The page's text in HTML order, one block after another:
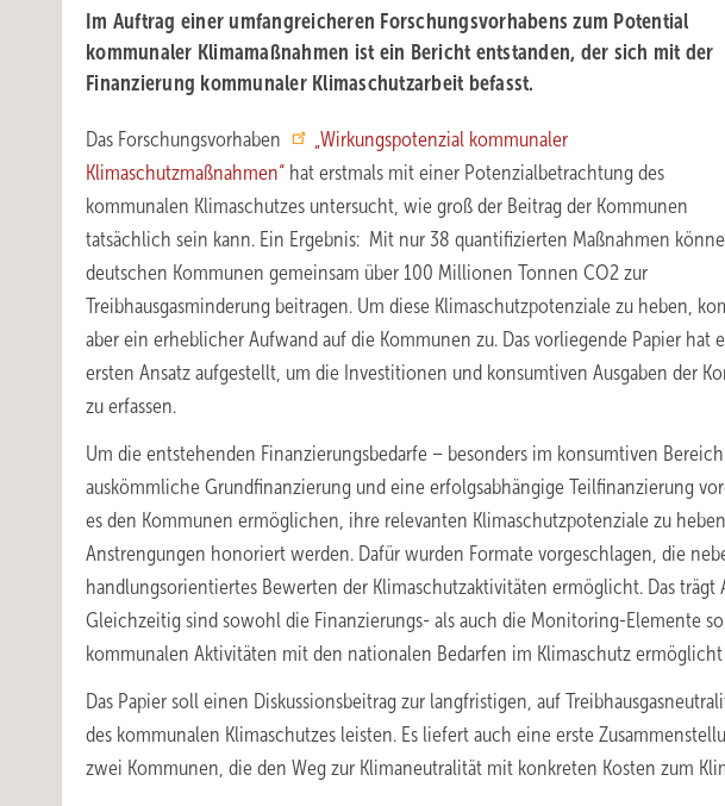
Im Auftrag einer umfangreicheren Forschungsvorhabens zum Potential
kommunaler Klimamaßnahmen ist ein Bericht entstanden, der sich mit der
Finanzierung kommunaler Klimaschutzarbeit befasst.
Das Forschungsvorhaben
„Wirkungspotenzial kommunaler
Klimaschutzmaßnahmen“ hat erstmals mit einer Potenzialbetrachtung des
kommunalen Klimaschutzes untersucht, wie groß der Beitrag der Kommunen
tatsächlich sein kann. Ein Ergebnis: Mit nur 38 quantifizierten Maßnahmen
deutschen Kommunen gemeinsam über 100 Millionen Tonnen CO2 zur
Treibhausgasminderung beitragen. Um diese Klimaschutzpotenziale zu heben,
aber ein erheblicher Aufwand auf die Kommunen zu. Das vorliegende Papier hat
ersten Ansatz aufgestellt, um die Investitionen und konsumtiven Ausgaben der
zu erfassen.
Um die entstehenden Finanzierungsbedarfe – besonders im konsumtiven
auskömmliche Grundfinanzierung und eine erfolgsabhängige Teilfinanzierung
es den Kommunen ermöglichen, ihre relevanten Klimaschutzpotenziale zu
Anstrengungen honoriert werden. Dafür wurden Formate vorgeschlagen, die
handlungsorientiertes Bewerten der Klimaschutzaktivitäten ermöglicht. Das
Gleichzeitig sind sowohl die Finanzierungs- als auch die Monitoring-Elemente
kommunalen Aktivitäten mit den nationalen Bedarfen im Klimaschutz
Das Papier soll einen Diskussionsbeitrag zur langfristigen, auf
des kommunalen Klimaschutzes leisten. Es liefert auch eine erste
zwei Kommunen, die den Weg zur Klimaneutralität mit konkreten Kosten zum